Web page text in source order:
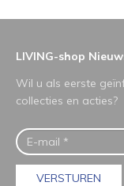
LIVING-shop
Wil u als eerste
collecties en acties?
VERSTUREN